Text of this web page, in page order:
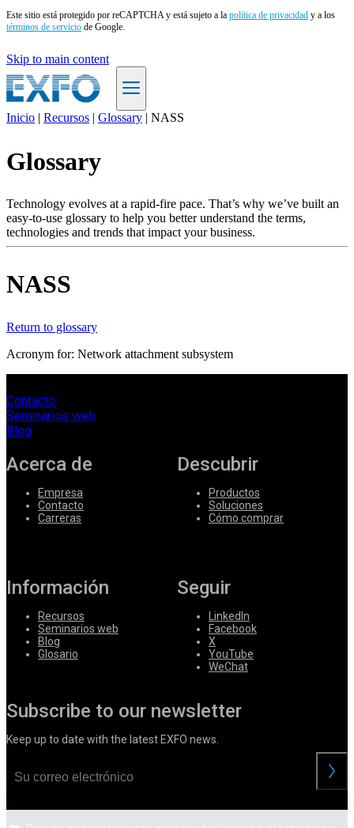
Este sitio está protegido por reCAPTCHA y está sujeto a la política de privacidad y a los
términos de servicio de Google.
Skip to main content
Productos
Asistencia
Servicios
Cómo
Recursos
Contacto
Corporate
Careers
Partners
Suppliers
Inicio | Recursos | Glossary | NASS
Glossary
Technology evolves at a rapid-fire pace. That’s why we’ve built an
easy-to-use glossary to help you better understand the terms,
technologies and trends that impact your business.
NASS
Return to glossary
Acronym for: Network attachment subsystem
Contacto
Seminarios web
Blog
Acerca de
Empresa
Contacto
Carreras
Descubrir
Productos
Soluciones
Cómo comprar
Información
Recursos
Seminarios web
Blog
Glosario
Seguir
LinkedIn
Facebook
X
YouTube
WeChat
Subscribe to our newsletter
Keep up to date with the latest EXFO news.